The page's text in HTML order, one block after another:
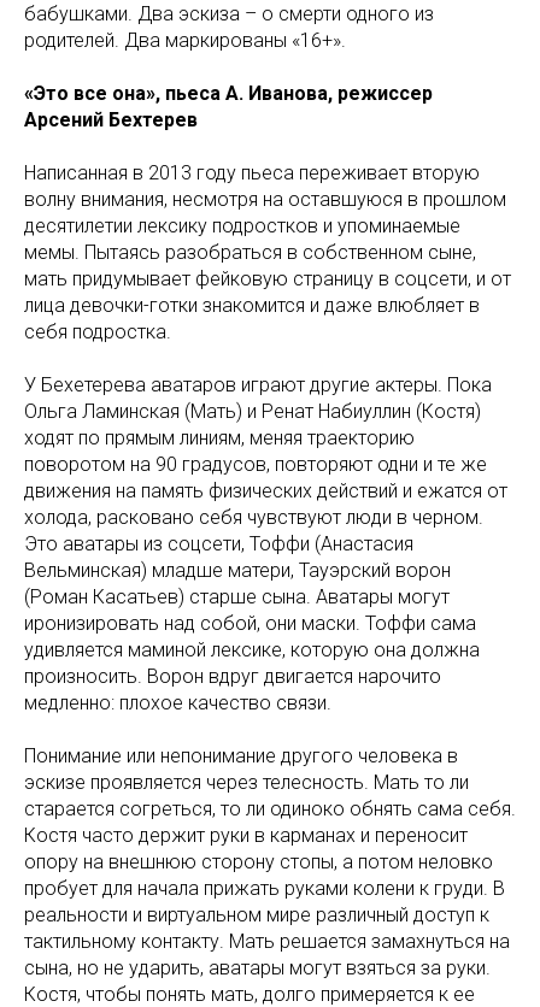
бабушками. Два эскиза – о смерти одного из
родителей. Два маркированы «16+».
«Это все она», пьеса А. Иванова, режиссер
Арсений Бехтерев
Написанная в 2013 году пьеса переживает вторую
волну внимания, несмотря на оставшуюся в прошлом
десятилетии лексику подростков и упоминаемые
мемы. Пытаясь разобраться в собственном сыне,
мать придумывает фейковую страницу в соцсети, и от
лица девочки-готки знакомится и даже влюбляет в
себя подростка.
У Бехетерева аватаров играют другие актеры. Пока
Ольга Ламинская (Мать) и Ренат Набиуллин (Костя)
ходят по прямым линиям, меняя траекторию
поворотом на 90 градусов, повторяют одни и те же
движения на память физических действий и ежатся от
холода, расковано себя чувствуют люди в черном.
Это аватары из соцсети, Тоффи (Анастасия
Вельминская) младше матери, Тауэрский ворон
(Роман Касатьев) старше сына. Аватары могут
иронизировать над собой, они маски. Тоффи сама
удивляется маминой лексике, которую она должна
произносить. Ворон вдруг двигается нарочито
медленно: плохое качество связи.
Понимание или непонимание другого человека в
эскизе проявляется через телесность. Мать то ли
старается согреться, то ли одиноко обнять сама себя.
Костя часто держит руки в карманах и переносит
опору на внешнюю сторону стопы, а потом неловко
пробует для начала прижать руками колени к груди. В
реальности и виртуальном мире различный доступ к
тактильному контакту. Мать решается замахнуться на
сына, но не ударить, аватары могут взяться за руки.
Костя, чтобы понять мать, долго примеряется к ее